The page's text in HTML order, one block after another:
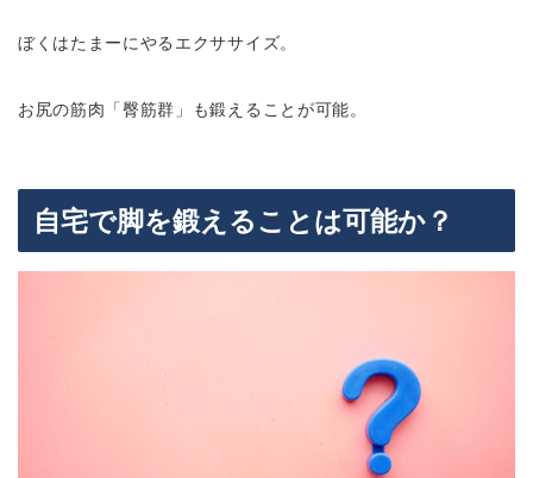
ぼくはたまーにやるエクササイズ。
お尻の筋肉「臀筋群」も鍛えることが可能。
自宅で脚を鍛えることは可能か？